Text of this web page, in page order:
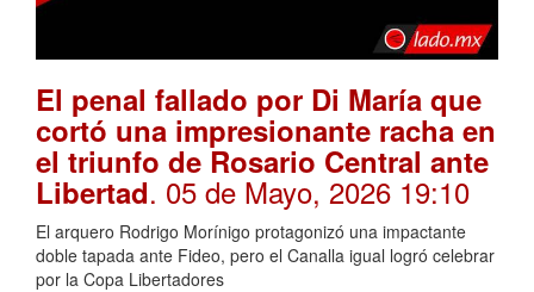
El penal fallado por Di María que
cortó una impresionante racha en
el triunfo de Rosario Central ante
Libertad. 05 de Mayo, 2026 19:10
El arquero Rodrigo Morínigo protagonizó una impactante
doble tapada ante Fideo, pero el Canalla igual logró celebrar
por la Copa Libertadores